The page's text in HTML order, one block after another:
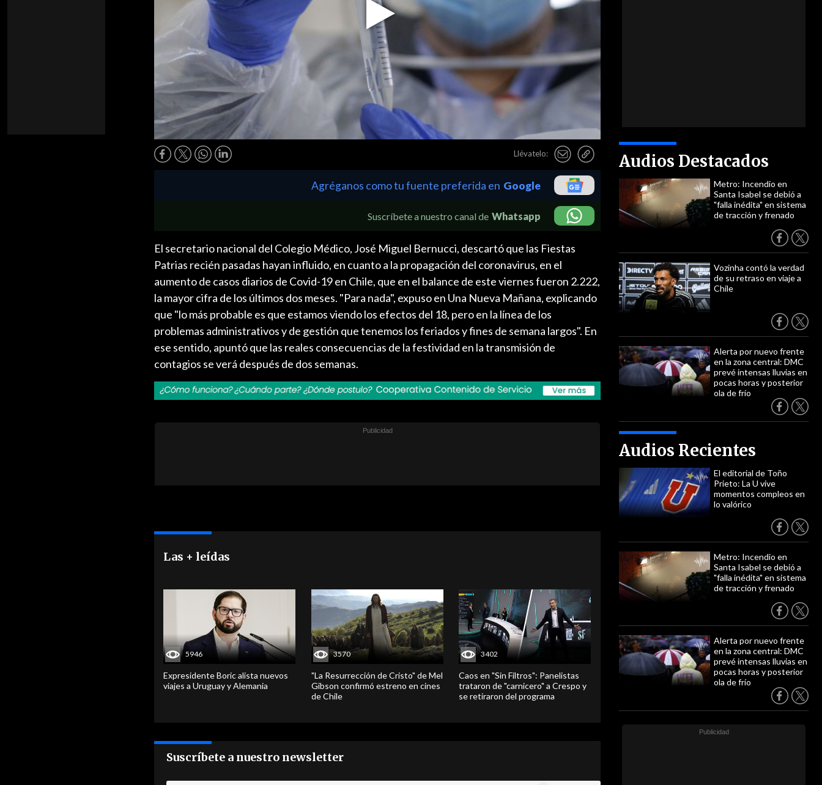
Video
Llévatelo: Audios Destacados
Metro: Incendio en
Santa Isabel se debió a
"falla inédita" en sistema
de tracción y frenado
Vozinha contó la verdad
de su retraso en viaje a
Chile
Alerta por nuevo frente
en la zona central: DMC
prevé intensas lluvias en
pocas horas y posterior
ola de frío
Audios Recientes
El editorial de Toño
Prieto: La U vive
momentos compleos en
lo valórico
Metro: Incendio en
Santa Isabel se debió a
"falla inédita" en sistema
de tracción y frenado
Alerta por nuevo frente
en la zona central: DMC
prevé intensas lluvias en
pocas horas y posterior
ola de frío
Agréganos como tu fuente preferida en Google
Suscríbete a nuestro canal de Whatsapp
El secretario nacional del Colegio Médico, José Miguel Bernucci, descartó que las Fiestas
Patrias recién pasadas hayan influido, en cuanto a la propagación del coronavirus, en el
aumento de casos diarios de Covid-19 en Chile, que en el balance de este viernes fueron 2.222,
la mayor cifra de los últimos dos meses. "Para nada", expuso en Una Nueva Mañana, explicando
que "lo más probable es que estamos viendo los efectos del 18, pero en la línea de los
problemas administrativos y de gestión que tenemos los feriados y fines de semana largos". En
ese sentido, apuntó que las reales consecuencias de la festividad en la transmisión de
contagios se verá después de dos semanas.
Las + leídas
5946
Expresidente Boric alista nuevos
viajes a Uruguay y Alemania
3570
"La Resurrección de Cristo" de Mel
Gibson confirmó estreno en cines
de Chile
3402
Caos en "Sin Filtros": Panelistas
trataron de "carnicero" a Crespo y
se retiraron del programa
Suscríbete a nuestro newsletter